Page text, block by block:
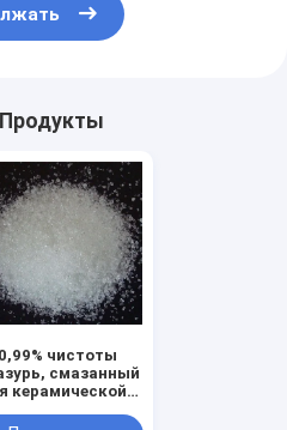
чистоты
смазанный
керамической